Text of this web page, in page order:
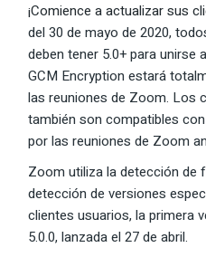
¡Comience a actualizar sus
del 30 de mayo de 2020,
deben tener 5.0+ para unirse
GCM Encryption estará
las reuniones de Zoom. Los
también son compatibles
por las reuniones de Zoom
Zoom utiliza la detección de
detección de versiones
clientes usuarios, la primera
5.0.0, lanzada el 27 de abril.